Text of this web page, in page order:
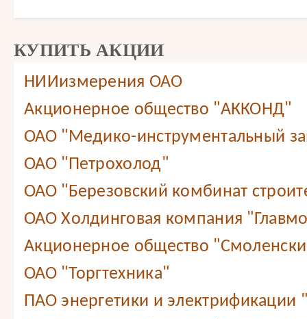
КУПИТЬ АКЦИИ
НИИизмерения ОАО
Акционерное общество "АККОНД"
ОАО "Медико-инструментальный
ОАО "Петрохолод"
ОАО "Березовский комбинат
ОАО Холдинговая компания
Акционерное общество
ОАО "Торгтехника"
ПАО энергетики и электрификации